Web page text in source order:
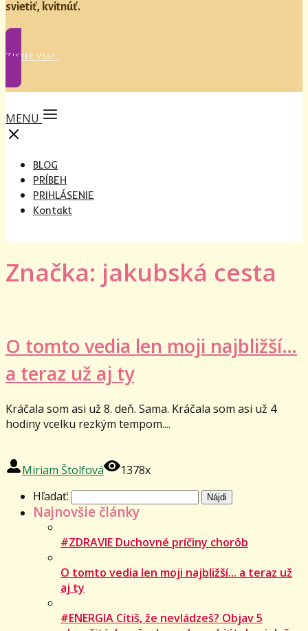
svietiť, kvitnúť.
Zistiť viac
MENU
BLOG
PRÍBEH
PRIHLÁSENIE
Kontakt
Značka: jakubská cesta
O tomto vedia len moji najbližší…
a teraz už aj ty
Kráčala som asi už 8. deň. Sama. Kráčala som asi už 4
hodiny vcelku rezkým tempom....
Miriam Štolfová
1378x
Hľadať:
Najnovšie články
#ZDRAVIE Duchovné príčiny chorôb
O tomto vedia len moji najbližší... a teraz už
aj ty
#ENERGIA Cítiš, že nevládzeš? Objav 5